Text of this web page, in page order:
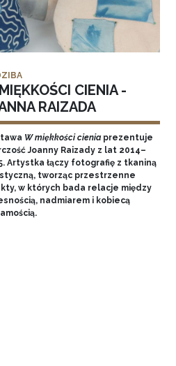
CIENIA -
RAIZADA
W miękkości cieniaprezentuje
Joanny Raizady z lat 2014–
Artystka łączy fotografię z tkaniną
tworząc przestrzenne
w których bada relacje między
nadmiarem i kobiecą